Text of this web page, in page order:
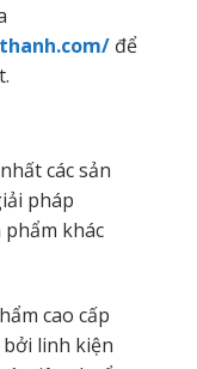
để
các sản
pháp
phẩm khác
cao cấp
linh kiện